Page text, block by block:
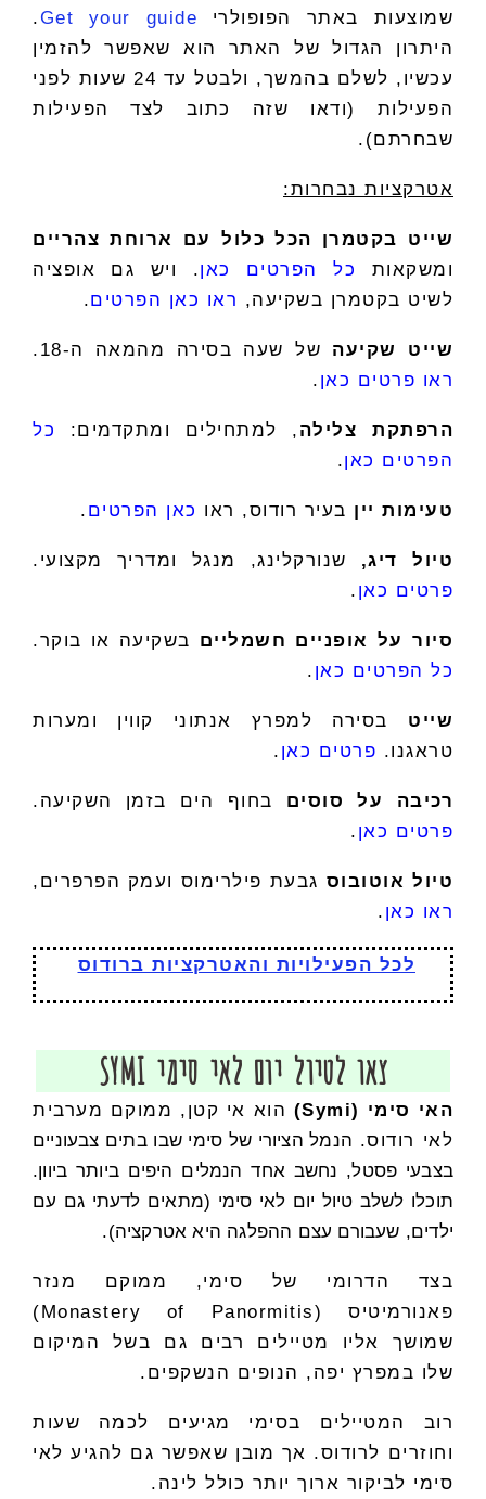
שמוצעות באתר הפופולרי Get your guide
.
היתרון הגדול של האתר הוא שאפשר להזמין
עכשיו, לשלם בהמשך, ולבטל עד 24 שעות לפני
הפעילות (ודאו שזה כתוב לצד הפעילות
שבחרתם).
אטרקציות נבחרות:
שייט בקטמרן הכל כלול עם ארוחת צהריים
ומשקאות
כל הפרטים כאן. ויש גם אופציה
לשיט בקטמרן בשקיעה, ראו כאן הפרטים.
שייט שקיעה של שעה בסירה מהמאה ה-18.
ראו פרטים כאן .
הרפתקת צלילה , למתחילים ומתקדמים:
כל
הפרטים כאן.
טעימות יין בעיר רודוס, ראו כאן הפרטים .
טיול דיג, שנורקלינג, מנגל ומדריך מקצועי.
פרטים כאן .
סיור על אופניים חשמליים בשקיעה או בוקר.
כל הפרטים כאן .
שייט בסירה למפרץ אנתוני קווין ומערות
טראגנו. פרטים כאן .
רכיבה על סוסים בחוף הים בזמן השקיעה.
פרטים כאן .
טיול אוטובוס גבעת פילרימוס ועמק הפרפרים,
ראו כאן .
לכל הפעילויות והאטרקציות ברודוס
צאו לטיול יום לאי סימי SYMI
האי סימי (Symi)
הוא אי קטן, ממוקם מערבית
לאי רודוס. הנמל הציורי של סימי שבו בתים צבעוניים
בצבעי פסטל, נחשב אחד הנמלים היפים ביותר ביוון.
תוכלו לשלב טיול יום לאי סימי (מתאים לדעתי גם עם
ילדים, שעבורם עצם ההפלגה היא אטרקציה).
בצד הדרומי של סימי, ממוקם מנזר
פאנורמיטיס (Monastery of Panormitis)
שמושך אליו מטיילים רבים גם בשל המיקום
שלו במפרץ יפה, הנופים הנשקפים.
רוב המטיילים בסימי מגיעים לכמה שעות
וחוזרים לרודוס. אך מובן שאפשר גם להגיע לאי
סימי לביקור ארוך יותר כולל לינה.